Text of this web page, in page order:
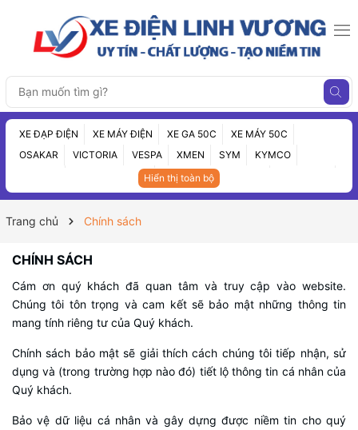
XE ĐẠP ĐIỆN XE MÁY ĐIỆN XE GA 50C
XE MÁY 50C
OSAKAR
VICTORIA VESPA XMEN SYM
KYMCO
XE ĐIỆN 3 BÁNH ẮC QUY CHÍNH HÃNG
XE CŨ
TIN TỨC
Hiển thị toàn bộ
Trang chủ Chính sách
CHÍNH SÁCH
Cám ơn quý khách đã quan tâm và truy cập vào website.
Chúng tôi tôn trọng và cam kết sẽ bảo mật những thông tin
mang tính riêng tư của Quý khách.
Chính sách bảo mật sẽ giải thích cách chúng tôi tiếp nhận, sử
dụng và (trong trường hợp nào đó) tiết lộ thông tin cá nhân của
Quý khách.
Bảo vệ dữ liệu cá nhân và gây dựng được niềm tin cho quý